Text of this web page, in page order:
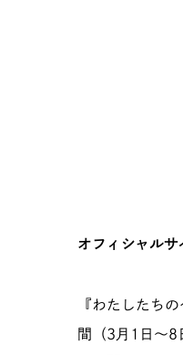
オフィシャルサ
『わたしたち
間（3月1日〜8